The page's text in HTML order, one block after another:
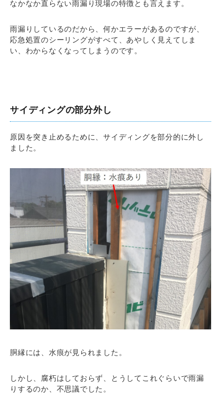
なかなか直らない雨漏り現場の特徴とも言えます。
雨漏りしているのだから、何かエラーがあるのですが、
応急処置のシーリングがすべて、あやしく見えてしま
い、わからなくなってしまうのです。
サイディングの部分外し
原因を突き止めるために、サイディングを部分的に外し
ました。
胴縁には、水痕が見られました。
しかし、腐朽はしておらず、とうしてこれぐらいで雨漏
りするのか、不思議でした。